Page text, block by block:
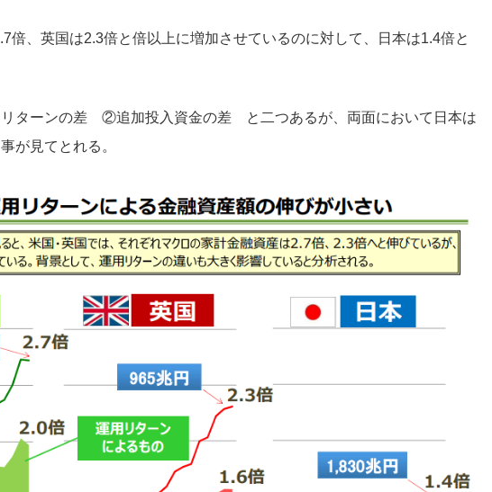
倍、英国は2.3倍と倍以上に増加させているのに対して、日本は1.4倍と
ターンの差 ②追加投入資金の差 と二つあるが、両面において日本は
が見てとれる。